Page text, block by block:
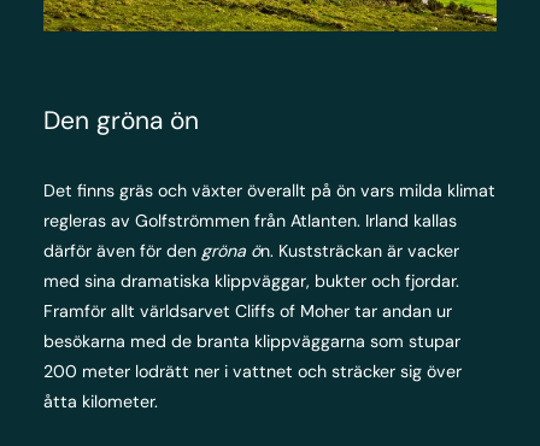
Den gröna ön
Det finns gräs och växter överallt på ön vars milda klimat
regleras av Golfströmmen från Atlanten. Irland kallas
därför även för den gröna ön. Kuststräckan är vacker
med sina dramatiska klippväggar, bukter och fjordar.
Framför allt världsarvet Cliffs of Moher tar andan ur
besökarna med de branta klippväggarna som stupar
200 meter lodrätt ner i vattnet och sträcker sig över
åtta kilometer.